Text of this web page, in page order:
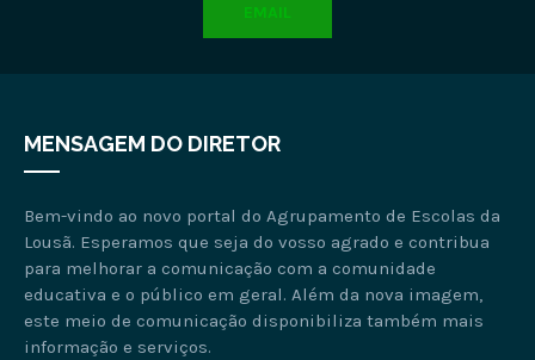
EMAIL
MENSAGEM DO DIRETOR
Bem-vindo ao novo portal do Agrupamento de Escolas da
Lousã. Esperamos que seja do vosso agrado e contribua
para melhorar a comunicação com a comunidade
educativa e o público em geral. Além da nova imagem,
este meio de comunicação disponibiliza também mais
informação e serviços.